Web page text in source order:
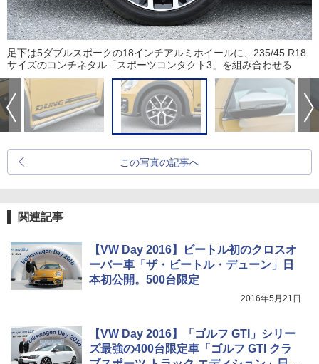
足下は5ダブルスポークの18インチアルミホイールに、235/45 R18
サイズのコンチネタル「スポーツコンタクト3」を組み合わせる
この写真の記事へ
関連記事
【VW Day 2016】ビートル初のクロスオ
ーバー車「ザ・ビートル・デューン」日
本初公開。500台限定
2016年5月21日
【VW Day 2016】「ゴルフ GTI」シリー
ズ最強の400台限定車「ゴルフ GTI クラ